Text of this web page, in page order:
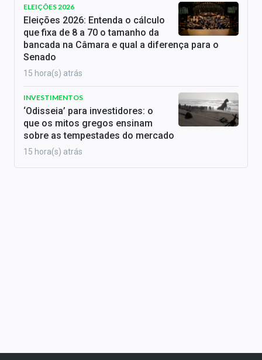
ELEIÇÕES 2026
Eleições 2026: Entenda o cálculo
que fixa de 8 a 70 o tamanho da
bancada na Câmara e qual a diferença para o
Senado
15 hora(s) atrás
INVESTIMENTOS
‘Odisseia’ para investidores: o
que os mitos gregos ensinam
sobre as tempestades do mercado
15 hora(s) atrás